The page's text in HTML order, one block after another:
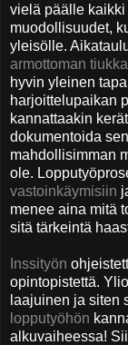
vielä päälle
muodollisuudet,
yleisölle.
armottoman tiukka
hyvin yleinen
harjoittelupaikan
kannattaakin
dokumentoida
mahdollisimman
ole.
vastoinkäymisiin
menee aina mitä
sitä tärkeintä
Inssityön
opintopistettä.
laajuinen ja siten
lopputyöhön
alkuvaiheessa!